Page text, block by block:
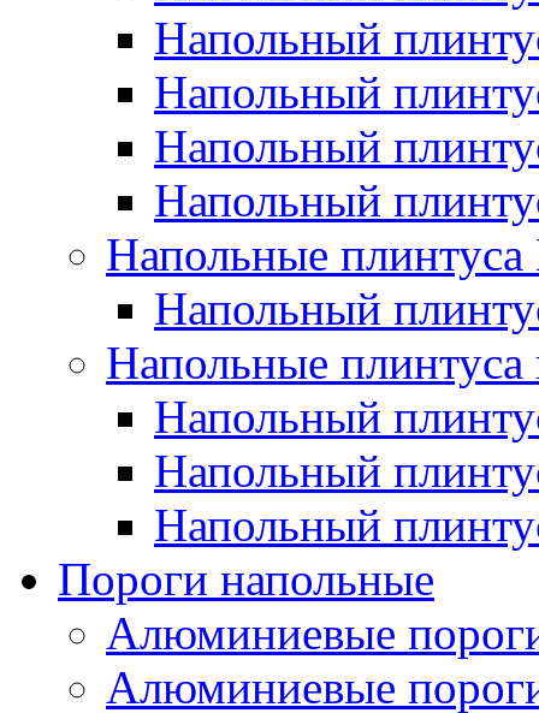
Напольный
Напольный
Напольный
Напольный
Напольные
Напольный
Напольные плинтуса
Напольный
Напольный
Напольный
Пороги напольные
Алюминиевые
Алюминиевые